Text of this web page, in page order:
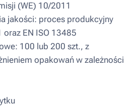
(WE) 10/2011
jakości: proces produkcyjny
oraz EN ISO 13485
100 lub 200 szt., z
opakowań w zależności